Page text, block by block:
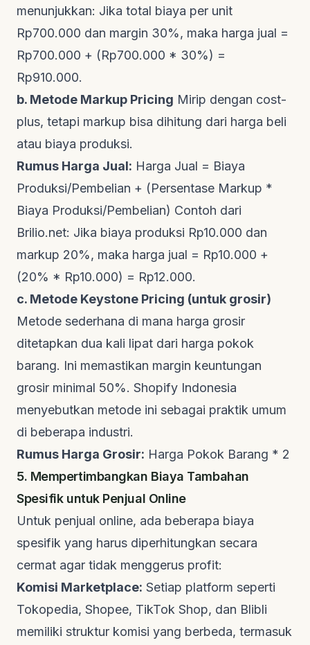
menunjukkan: Jika total biaya per unit
Rp700.000 dan margin 30%, maka harga jual =
Rp700.000 + (Rp700.000 * 30%) =
Rp910.000.
b. Metode Markup Pricing Mirip dengan cost-
plus, tetapi markup bisa dihitung dari harga beli
atau biaya produksi.
Rumus Harga Jual: Harga Jual = Biaya
Produksi/Pembelian + (Persentase Markup *
Biaya Produksi/Pembelian) Contoh dari
Brilio.net: Jika biaya produksi Rp10.000 dan
markup 20%, maka harga jual = Rp10.000 +
(20% * Rp10.000) = Rp12.000.
c. Metode Keystone Pricing (untuk grosir)
Metode sederhana di mana harga grosir
ditetapkan dua kali lipat dari harga pokok
barang. Ini memastikan margin keuntungan
grosir minimal 50%. Shopify Indonesia
menyebutkan metode ini sebagai praktik umum
di beberapa industri.
Rumus Harga Grosir: Harga Pokok Barang * 2
5. Mempertimbangkan Biaya Tambahan
Spesifik untuk Penjual Online
Untuk penjual online, ada beberapa biaya
spesifik yang harus diperhitungkan secara
cermat agar tidak menggerus profit:
Komisi Marketplace: Setiap platform seperti
Tokopedia, Shopee, TikTok Shop, dan Blibli
memiliki struktur komisi yang berbeda, termasuk